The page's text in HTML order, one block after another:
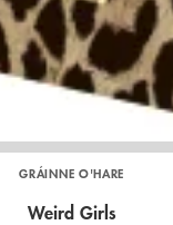
GRÁINNE O'HARE
Weird Girls